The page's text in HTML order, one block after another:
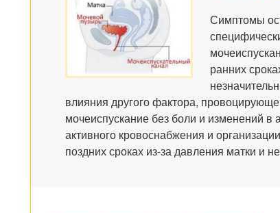
Симптомы
ранних
влияния другого фактора,
мочеиспускание без боли и изменений в
активного кровоснабжения и
поздних сроках из-за давления матки и